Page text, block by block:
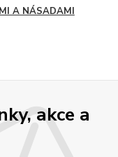
A NÁSADAMI
akce a